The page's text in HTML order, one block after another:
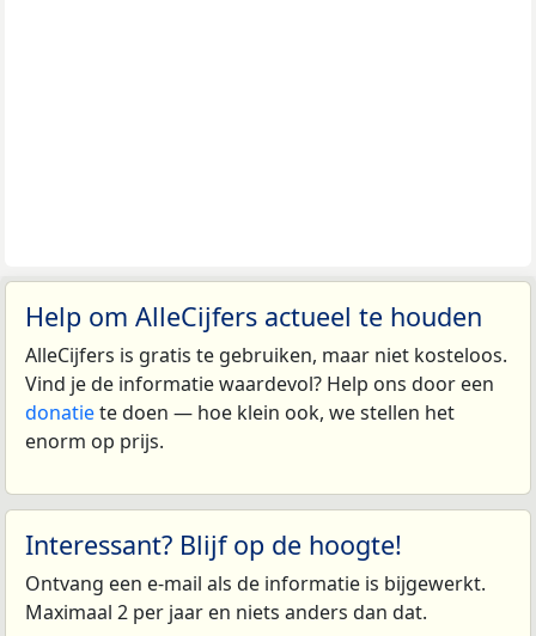
Help om AlleCijfers actueel te houden
AlleCijfers is gratis te gebruiken, maar niet kosteloos.
Vind je de informatie waardevol? Help ons door een
donatiete doen — hoe klein ook, we stellen het
enorm op prijs.
Interessant? Blijf op de hoogte!
Ontvang een e-mail als de informatie is bijgewerkt.
Maximaal 2 per jaar en niets anders dan dat.